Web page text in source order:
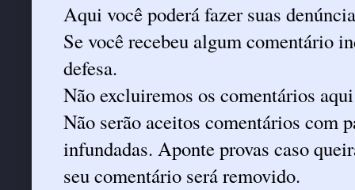
Aqui você poderá fazer suas
Se você recebeu algum comentário
defesa.
Não excluiremos os comentários
Não serão aceitos comentários com
infundadas. Aponte provas caso
seu comentário será removido.